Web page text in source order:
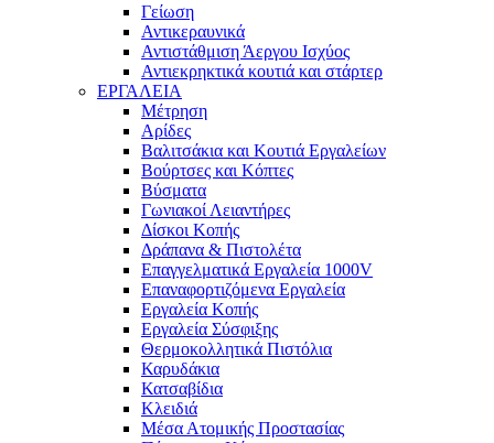
Γείωση
Αντικεραυνικά
Αντιστάθμιση Άεργου Ισχύος
Αντιεκρηκτικά κουτιά και στάρτερ
ΕΡΓΑΛΕΙΑ
Μέτρηση
Αρίδες
Βαλιτσάκια και Κουτιά Εργαλείων
Βούρτσες και Κόπτες
Βύσματα
Γωνιακοί Λειαντήρες
Δίσκοι Κοπής
Δράπανα & Πιστολέτα
Επαγγελματικά Εργαλεία 1000V
Επαναφορτιζόμενα Εργαλεία
Εργαλεία Κοπής
Εργαλεία Σύσφιξης
Θερμοκολλητικά Πιστόλια
Καρυδάκια
Κατσαβίδια
Κλειδιά
Μέσα Ατομικής Προστασίας